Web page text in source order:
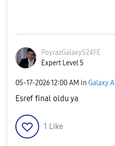
PoyrazGalaxyS24FE
Expert Level 5
‎05-17-202612:00 AM in Galaxy A
Esref final oldu ya
1 Like